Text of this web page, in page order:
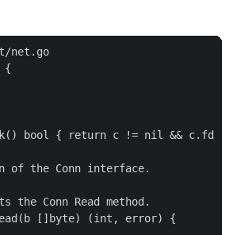
net.go
{
bool { return c != nil && c.fd
of the Conn interface.
the Conn Read method.
[]byte) (int, error) {